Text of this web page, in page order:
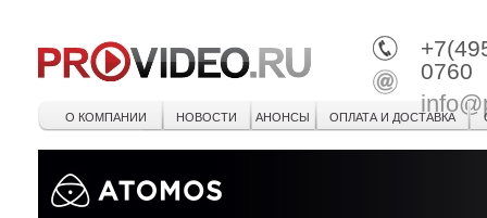
0760
О КОМПАНИИ НОВОСТИ АНОНСЫ ОПЛАТА И ДОСТАВКА